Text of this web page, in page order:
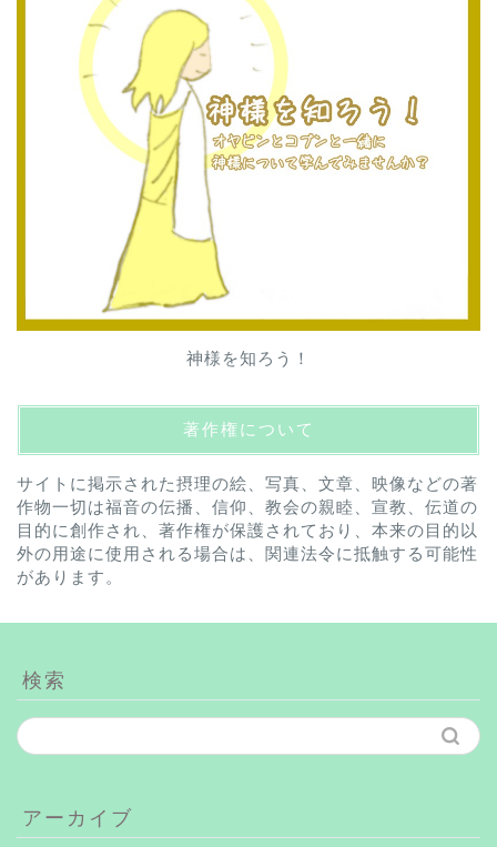
神様を知ろう！
著作権について
サイトに掲示された摂理の絵、写真、文章、映像などの著
作物一切は福音の伝播、信仰、教会の親睦、宣教、伝道の
目的に創作され、著作権が保護されており、本来の目的以
外の用途に使用される場合は、関連法令に抵触する可能性
があります。
検索
アーカイブ